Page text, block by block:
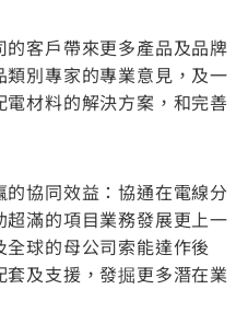
客戶帶來更多產品及品牌
別專家的專業意見，及一
材料的解決方案，和完善
協同效益：協通在電線分
滿的項目業務發展更上一
球的母公司索能達作後
及支援，發掘更多潛在業